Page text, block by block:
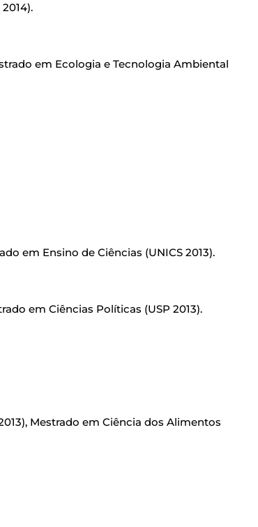
em Ecologia e Tecnologia Ambiental
em Ensino de Ciências (UNICS 2013).
em Ciências Políticas (USP 2013).
Mestrado em Ciência dos Alimentos